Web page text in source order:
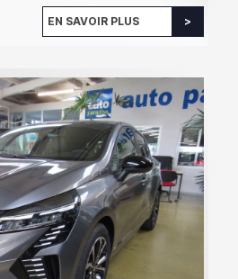
EN SAVOIR PLUS